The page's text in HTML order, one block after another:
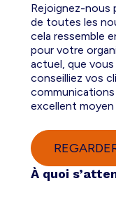
Rejoignez-nous
de toutes les
cela ressemble
pour votre
actuel, que
conseilliez vos
excellent moyen
À quoi